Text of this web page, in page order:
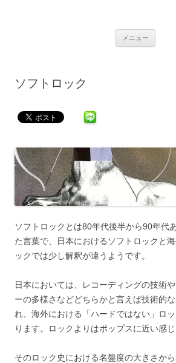
メニュー
ソフトロック
ソフトロックとは80年代後半から90年代
た言葉で、日本におけるソフトロックと
ックでは少し解釈が違うようです。
日本においては、レコーディングの技術
ーの多様さなどどちらかと言えば技術的
れ、海外における「ハードではない」ロ
ります。ロックよりはポップスに近い感じ
そのロック史における名盤度の大きさか